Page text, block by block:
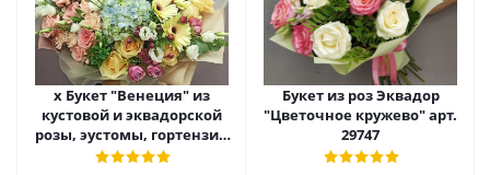
х Букет "Венеция" из
кустовой и эквадорской
розы, эустомы, гортензии
и диантуса. 25400
Букет из роз Эквадор
"Цветочное кружево" арт.
29747